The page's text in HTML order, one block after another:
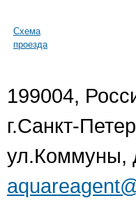
Схема
проезда
199004,
г.Санкт-
ул.Коммуны,